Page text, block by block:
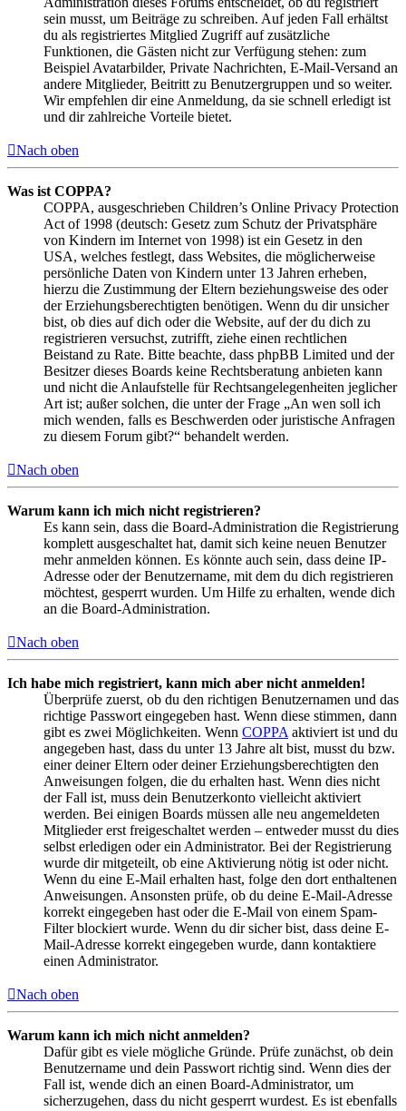
sein musst, um Beiträge zu schreiben. Auf jeden Fall erhältst
du als registriertes Mitglied Zugriff auf zusätzliche
Funktionen, die Gästen nicht zur Verfügung stehen: zum
Beispiel Avatarbilder, Private Nachrichten, E-Mail-Versand an
andere Mitglieder, Beitritt zu Benutzergruppen und so weiter.
Wir empfehlen dir eine Anmeldung, da sie schnell erledigt ist
und dir zahlreiche Vorteile bietet.
Nach oben
Was ist COPPA?
COPPA, ausgeschrieben Children’s Online Privacy Protection
Act of 1998 (deutsch: Gesetz zum Schutz der Privatsphäre
von Kindern im Internet von 1998) ist ein Gesetz in den
USA, welches festlegt, dass Websites, die möglicherweise
persönliche Daten von Kindern unter 13 Jahren erheben,
hierzu die Zustimmung der Eltern beziehungsweise des oder
der Erziehungsberechtigten benötigen. Wenn du dir unsicher
bist, ob dies auf dich oder die Website, auf der du dich zu
registrieren versuchst, zutrifft, ziehe einen rechtlichen
Beistand zu Rate. Bitte beachte, dass phpBB Limited und der
Besitzer dieses Boards keine Rechtsberatung anbieten kann
und nicht die Anlaufstelle für Rechtsangelegenheiten jeglicher
Art ist; außer solchen, die unter der Frage „An wen soll ich
mich wenden, falls es Beschwerden oder juristische Anfragen
zu diesem Forum gibt?“ behandelt werden.
Nach oben
Warum kann ich mich nicht registrieren?
Es kann sein, dass die Board-Administration die Registrierung
komplett ausgeschaltet hat, damit sich keine neuen Benutzer
mehr anmelden können. Es könnte auch sein, dass deine IP-
Adresse oder der Benutzername, mit dem du dich registrieren
möchtest, gesperrt wurden. Um Hilfe zu erhalten, wende dich
an die Board-Administration.
Nach oben
Ich habe mich registriert, kann mich aber nicht anmelden!
Überprüfe zuerst, ob du den richtigen Benutzernamen und das
richtige Passwort eingegeben hast. Wenn diese stimmen, dann
gibt es zwei Möglichkeiten. Wenn COPPA aktiviert ist und du
angegeben hast, dass du unter 13 Jahre alt bist, musst du bzw.
einer deiner Eltern oder deiner Erziehungsberechtigten den
Anweisungen folgen, die du erhalten hast. Wenn dies nicht
der Fall ist, muss dein Benutzerkonto vielleicht aktiviert
werden. Bei einigen Boards müssen alle neu angemeldeten
Mitglieder erst freigeschaltet werden – entweder musst du dies
selbst erledigen oder ein Administrator. Bei der Registrierung
wurde dir mitgeteilt, ob eine Aktivierung nötig ist oder nicht.
Wenn du eine E-Mail erhalten hast, folge den dort enthaltenen
Anweisungen. Ansonsten prüfe, ob du deine E-Mail-Adresse
korrekt eingegeben hast oder die E-Mail von einem Spam-
Filter blockiert wurde. Wenn du dir sicher bist, dass deine E-
Mail-Adresse korrekt eingegeben wurde, dann kontaktiere
einen Administrator.
Nach oben
Warum kann ich mich nicht anmelden?
Dafür gibt es viele mögliche Gründe. Prüfe zunächst, ob dein
Benutzername und dein Passwort richtig sind. Wenn dies der
Fall ist, wende dich an einen Board-Administrator, um
sicherzugehen, dass du nicht gesperrt wurdest. Es ist ebenfalls